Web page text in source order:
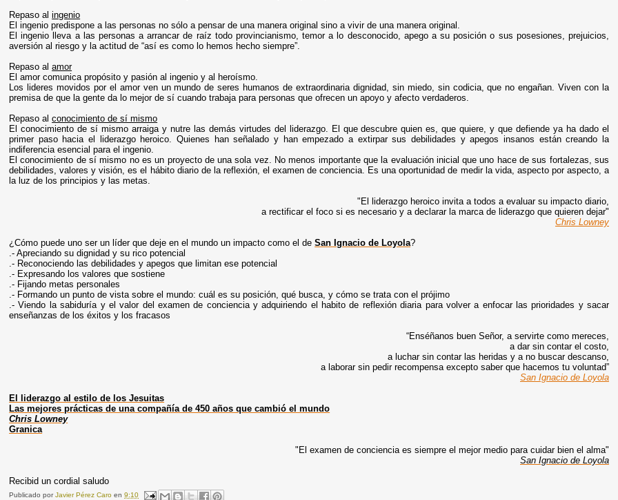
Repaso alingenio
El ingenio predispone a las personas no sólo a pensar de una manera original sino a vivir de una manera original.
El ingenio lleva a las personas a arrancar de raíz todo provincianismo, temor a lo desconocido, apego a su posición o sus posesiones, prejuicios,
aversión al riesgo y la actitud de “así es como lo hemos hecho siempre”.
Repaso alamor
El amor comunica propósito y pasión al ingenio y al heroísmo.
Los lideres movidos por el amor ven un mundo de seres humanos de extraordinaria dignidad, sin miedo, sin codicia, que no engañan. Viven con la
premisa de que la gente da lo mejor de sí cuando trabaja para personas que ofrecen un apoyo y afecto verdaderos.
Repaso alconocimiento de sí mismo
El conocimiento de sí mismo arraiga y nutre las demás virtudes del liderazgo. El que descubre quien es, que quiere, y que defiende ya ha dado el
primer paso hacia el liderazgo heroico. Quienes han señalado y han empezado a extirpar sus debilidades y apegos insanos están creando la
indiferencia esencial para el ingenio.
El conocimiento de sí mismo no es un proyecto de una sola vez. No menos importante que la evaluación inicial que uno hace de sus fortalezas, sus
debilidades, valores y visión, es el hábito diario de la reflexión, el examen de conciencia. Es una oportunidad de medir la vida, aspecto por aspecto, a
la luz de los principios y las metas.
"El liderazgo heroico invita a todos a evaluar su impacto diario,
a rectificar el foco si es necesario y a declarar la marca de liderazgo que quieren dejar"
Chris Lowney
¿Cómo puede uno ser un líder que deje en el mundo un impacto como el deSan Ignacio de Loyola?
.- Apreciando su dignidad y su rico potencial
.- Reconociendo las debilidades y apegos que limitan ese potencial
.- Expresando los valores que sostiene
.- Fijando metas personales
.- Formando un punto de vista sobre el mundo: cuál es su posición, qué busca, y cómo se trata con el prójimo
.- Viendo la sabiduría y el valor del examen de conciencia y adquiriendo el habito de reflexión diaria para volver a enfocar las prioridades y sacar
enseñanzas de los éxitos y los fracasos
“Enséñanos buen Señor, a servirte como mereces,
a dar sin contar el costo,
a luchar sin contar las heridas y a no buscar descanso,
a laborar sin pedir recompensa excepto saber que hacemos tu voluntad”
San Ignacio de Loyola
El liderazgo al estilo de los Jesuitas
Las mejores prácticas de una compañía de 450 años que cambió el mundo
Chris Lowney
Granica
"El examen de conciencia es siempre el mejor medio para cuidar bien el alma"
San Ignacio de Loyola
Recibid un cordial saludo
Publicado porJavier Pérez Caro en9:10